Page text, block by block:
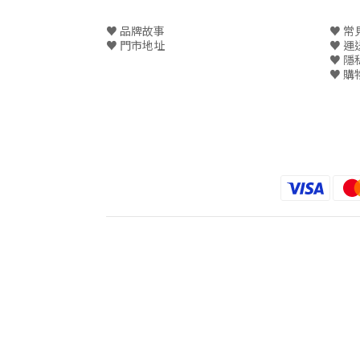
♥ 品牌故事
♥ 門市地址
♥ 常
♥ 運
♥ 隱
♥ 購